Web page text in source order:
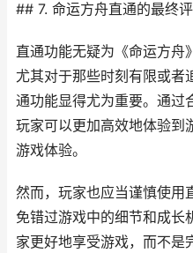
## 7. 命运方舟直通的最终
直通功能无疑为《命运方舟
尤其对于那些时刻有限或者
通功能显得尤为重要。通过
玩家可以更加高效地体验到
游戏体验。
然而，玩家也应当谨慎使用
免错过游戏中的细节和成长
家更好地享受游戏，而不是